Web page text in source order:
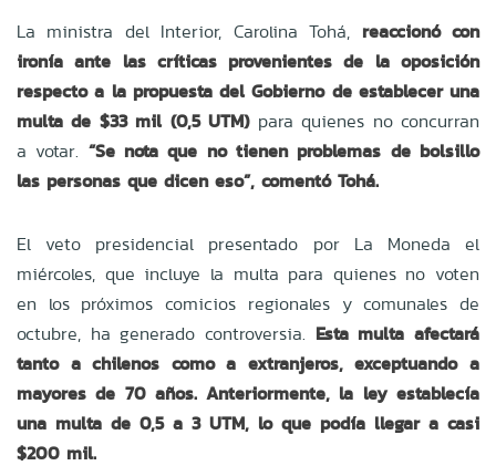
La ministra del Interior, Carolina Tohá, reaccionó con
ironía ante las críticas provenientes de la oposición
respecto a la propuesta del Gobierno de establecer una
multa de $33 mil (0,5 UTM)para quienes no concurran
a votar. “Se nota que no tienen problemas de bolsillo
las personas que dicen eso”, comentó Tohá.
El veto presidencial presentado por La Moneda el
miércoles, que incluye la multa para quienes no voten
en los próximos comicios regionales y comunales de
octubre, ha generado controversia. Esta multa afectará
tanto a chilenos como a extranjeros, exceptuando a
mayores de 70 años. Anteriormente, la ley establecía
una multa de 0,5 a 3 UTM, lo que podía llegar a casi
$200 mil.